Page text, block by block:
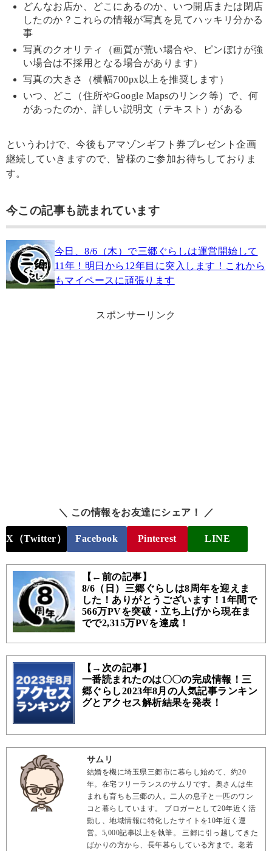
どんなお店か、どこにあるのか、いつ開店または閉店
したのか？これらの情報が写真を見てハッキリ分かる
事
写真のクオリティ（画質が荒い場合や、ピンぼけが強
い場合は不採用となる場合があります）
写真の大きさ（横幅700px以上を推奨します）
いつ、どこ（住所やGoogle Mapsのリンク等）で、何
があったのか、詳しい説明文（テキスト）がある
というわけで、今後もアマゾンギフト券プレゼント企画
継続していきますので、皆様のご参加お待ちしておりま
す。
今この記事も読まれています
今日、8/6（木）で三郷ぐらしは運営開始して
11年！明日から12年目に突入します！これから
もマイペースに頑張ります
スポンサーリンク
＼ この情報をお友達にシェア！ ／
X（Twitter） Facebook Pinterest LINE
【←前の記事】
8/6（日）三郷ぐらしは8周年を迎えま
した！ありがとうございます！1年間で
566万PVを突破・立ち上げから現在ま
でで2,315万PVを達成！
【→次の記事】
一番読まれたのは〇〇の完成情報！三
郷ぐらし2023年8月の人気記事ランキン
グとアクセス解析結果を発表！
サムリ
結婚を機に埼玉県三郷市に暮らし始めて、約20
年。在宅フリーランスのサムリです。奥さんは生
まれも育ちも三郷の人。二人の息子と一匹のワン
コと暮らしています。 ブロガーとして20年近く活
動し、地域情報に特化したサイトを10年近く運
営。5,000記事以上を執筆。 三郷に引っ越してきた
ばかりの方から、長年暮らしている方まで。老若